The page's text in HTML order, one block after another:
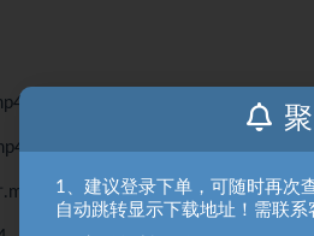
1、建议登录下单，可随时再次
自动跳转显示下载地址！需联系